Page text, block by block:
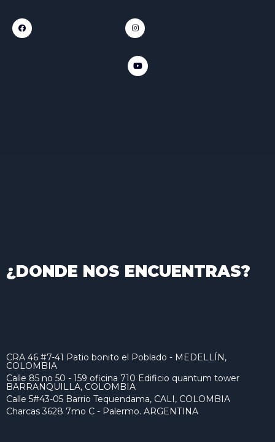
¿DONDE NOS ENCUENTRAS?
CRA 46 #7-41 Patio bonito el Poblado - MEDELLÍN,
COLOMBIA
Calle 85 no 50 - 159 oficina 710 Edificio quantum tower
BARRANQUILLA, COLOMBIA
Calle 5#43-05 Barrio Tequendama, CALI, COLOMBIA
Charcas 3628 7mo C - Palermo. ARGENTINA